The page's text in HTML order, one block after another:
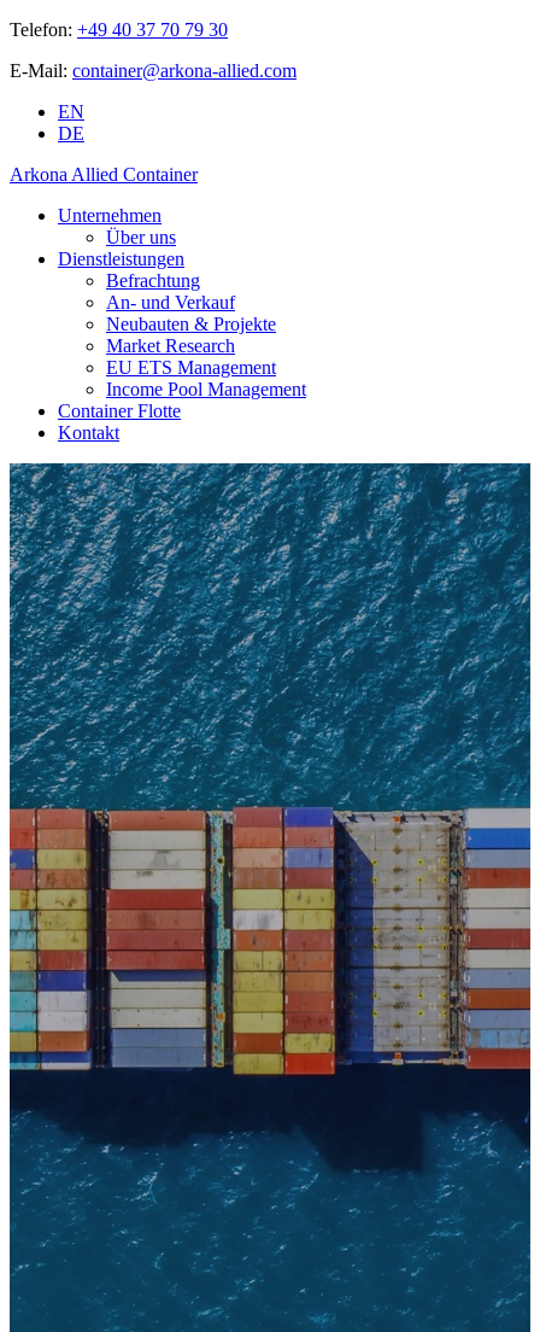
Telefon: +49 40 37 70 79 30
E-Mail: container@arkona-allied.com
EN
DE
Arkona Allied Container
Unternehmen
Über uns
Dienstleistungen
Befrachtung
An- und Verkauf
Neubauten & Projekte
Market Research
EU ETS Management
Income Pool Management
Container Flotte
Kontakt